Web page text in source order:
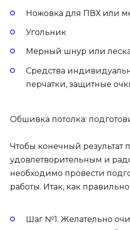
Ножовка для ПВХ или
Угольник
Мерный шнур или
Средства
перчатки, защитные
Обшивка потолка:
Чтобы конечный результат
удовлетворительным и
необходимо провести
работы. Итак, как
Шаг №1. Желательно